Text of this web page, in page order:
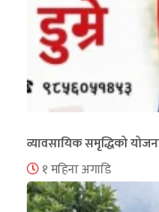
व्यावसायिक समृद्धिको
१ महिना अगाडि